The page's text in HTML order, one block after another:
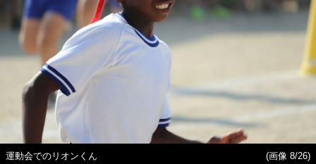
運動会でのリオンくん
(画像 8/26)